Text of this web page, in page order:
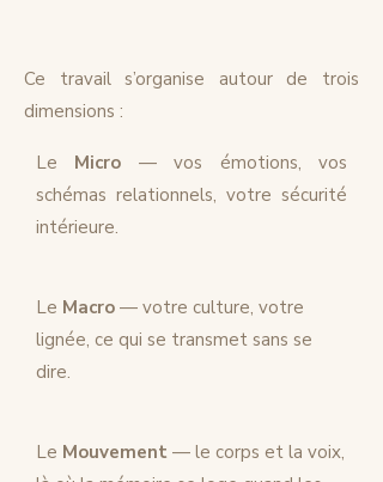
Ce travail s’organise autour de trois
dimensions :
Le Micro — vos émotions, vos
schémas relationnels, votre sécurité
intérieure.
Le Mouvement — le corps et la voix,
Le Macro — votre culture, votre
lignée, ce qui se transmet sans se
dire.